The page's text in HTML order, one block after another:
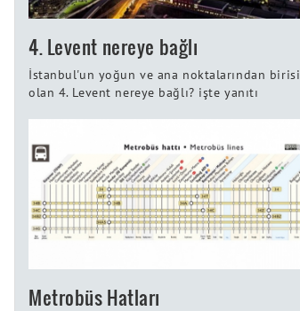
4. Levent nereye bağlı
İstanbul'un yoğun ve ana noktalarından birisi
olan 4. Levent nereye bağlı? işte yanıtı
Metrobüs Hatları